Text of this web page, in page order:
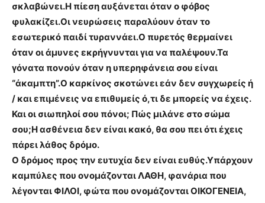
σκλαβώνει.Η πίεση αυξάνεται όταν ο φόβος
φυλακίζει.Οι νευρώσεις παραλύουν όταν το
εσωτερικό παιδί τυραννάει.Ο πυρετός θερμαίνει
όταν οι άμυνες εκρήγνυνται για να παλέψουν.Τα
γόνατα πονούν όταν η υπερηφάνεια σου είναι
“άκαμπτη”.Ο καρκίνος σκοτώνει εάν δεν συγχωρείς ή
/ και επιμένεις να επιθυμείς ό,τι δε μπορείς να έχεις.
Καιοι σιωπηλοί σου πόνοι; Πώς μιλάνε στο σώμα
σου;Η ασθένεια δεν είναι κακό, θα σου πει ότι έχεις
πάρει λάθος δρόμο.
Ο δρόμος προς την ευτυχία δεν είναι ευθύς.Υπάρχουν
καμπύλες που ονομάζονται ΛΑΘΗ, φανάρια που
λέγονται ΦΙΛΟΙ, φώτα που ονομάζονται ΟΙΚΟΓΕΝΕΙΑ,